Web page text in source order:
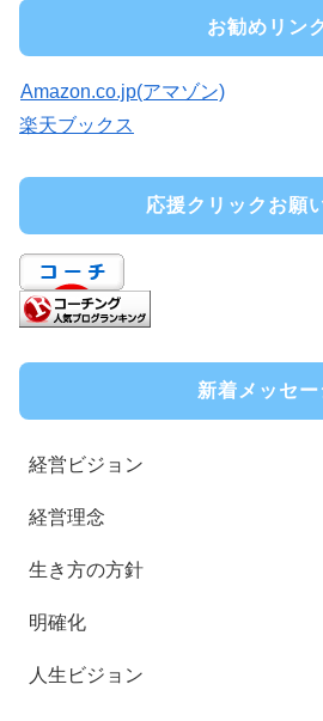
お勧めリン
Amazon.co.jp(アマゾン)
楽天ブックス
応援クリックお願
新着メッセー
経営ビジョン
経営理念
生き方の方針
明確化
人生ビジョン